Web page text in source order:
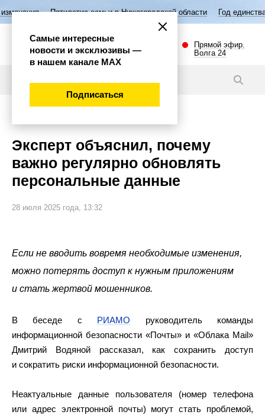
семьи в Нижегородской области Год единства народов
Прямой эфир.
Волга 24
Эксперт объяснил, почему
важно регулярно обновлять
персональные данные
28 июля 2025 года, 13:32
Если не вводить вовремя необходимые изменения,
можно потерять доступ к нужным приложениям
и стать жертвой мошенников.
В беседе с РИАМО руководитель команды
информационной безопасности «Почты» и «Облака Mail»
Дмитрий Водяной рассказал, как сохранить доступ
и сократить риски информационной безопасности.
Неактуальные данные пользователя (номер телефона
или адрес электронной почты) могут стать проблемой,
Самые интересные
новости и эксклюзивы —
в нашем канале МАХ
Подписаться